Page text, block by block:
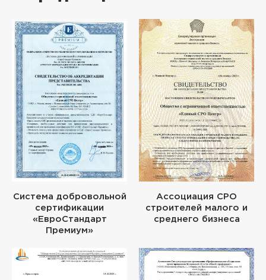
Система добровольной
сертификации
«ЕвроСтандарт
Премиум»
Ассоциация СРО
строителей малого и
среднего бизнеса